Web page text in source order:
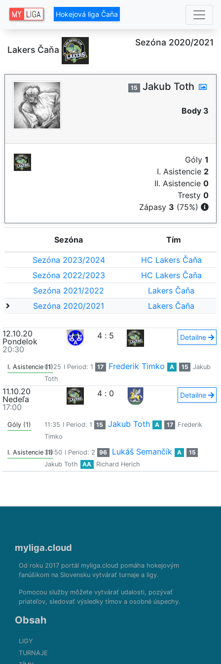
Hokejová liga Čaňa
Lakers Čaňa
Sezóna 2020/2021
15 Jakub Toth
Body 3
Góly 1
I. Asistencie 2
II. Asistencie 0
Tresty 0
Zápasy 3 (75%)
Sezóna Tím
Sezóna 2023/2024
HC Lakers Čaňa
Sezóna 2022/2023
HC Lakers Čaňa
Sezóna 2021/2022
Lakers Čaňa
Sezóna 2020/2021
Lakers Čaňa
12.10.20
Pondelok
20:30
4 : 5 Detailne
I. Asistencie (1)01:25 I Period: 1 17 Frederik Timko A 15
Jakub
Toth
11.10.20
Nedeľa
17:00
4 : 0 Detailne
Góly (1) 11:35 I Period: 1 15 Jakub Toth A 17
Frederik
Timko
I. Asistencie (1)38:50 I Period: 2 96 Lukáš Semančík A
15
Jakub Toth
AA Richard Herich
myliga.cloud
Od roku 2017 portál myliga.cloud pomáha hokejovým
fanúšikom na Slovensku vytvárať turnaje a ligy.
Pomocou služby môžete vytvárať udalosti, pozývať
priateľov, sledovať výsledky tímov a osobné úspechy.
Obsah
LIGY
TURNAJE